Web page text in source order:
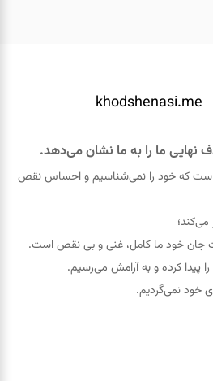
khodshenasi.me
نهایی ما را به ما نشان می‌دهد.
که خود را نمی‌شناسیم و احساس نقص
جان خود ما کامل، غنی و بی نقص است.
پيدا کرده و به آرامش می‌رسیم.
خود نمی‌گردیم.